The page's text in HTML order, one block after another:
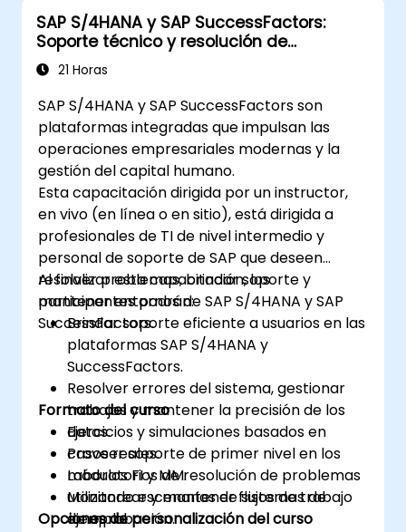
SAP S/4HANA y SAP SuccessFactors:
Soporte técnico y resolución de
problemas
21 Horas
SAP S/4HANA y SAP SuccessFactors son
plataformas integradas que impulsan las
operaciones empresariales modernas y la
gestión del capital humano.
Esta capacitación dirigida por un instructor,
en vivo (en línea o en sitio), está dirigida a
profesionales de TI de nivel intermedio y
personal de soporte de SAP que deseen
resolver problemas, brindar soporte y
mantener entornos de SAP S/4HANA y SAP
SuccessFactors.
Al finalizar esta capacitación, los
participantes podrán:
Brindar soporte eficiente a usuarios en las
plataformas SAP S/4HANA y
SuccessFactors.
Resolver errores del sistema, gestionar
trabajos y mantener la precisión de los
datos.
Proveer soporte de primer nivel en los
módulos FI y MM.
Monitorear y mantener flujos de trabajo
de aprobación.
Formato del curso
Ejercicios y simulaciones basados en
casos reales.
Laboratorios de resolución de problemas
utilizando escenarios de sistemas de
ejemplo.
Opciones de personalización del curso